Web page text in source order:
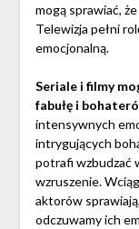
mogą sprawiać,
Telewizja pełni
emocjonalną.
Seriale i filmy
fabułę i
intensywnych
intrygujących
potrafi wzbudzać
wzruszenie.
aktorów
odczuwamy ich